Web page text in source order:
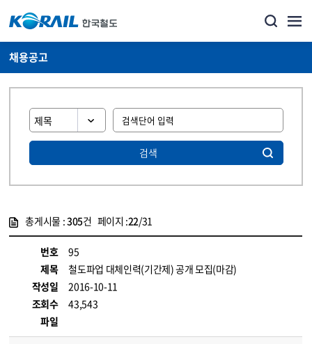
채용공고
검색
총게시물 :305건 페이지 :22/31
번호
95
제목
철도파업 대체인력(기간제) 공개 모집(마감)
작성일
2016-10-11
조회수
43,543
파일